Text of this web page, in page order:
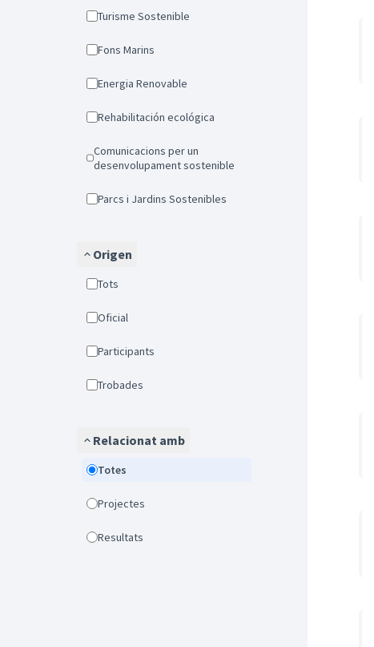
Turisme Sostenible
Fons Marins
Energia Renovable
Rehabilitación ecológica
Comunicacions per un
desenvolupament sostenible
Parcs i Jardins Sostenibles
Origen
Tots
Oficial
Participants
Trobades
Relacionat amb
Totes
Projectes
Resultats